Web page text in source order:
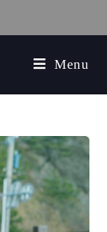
Menu